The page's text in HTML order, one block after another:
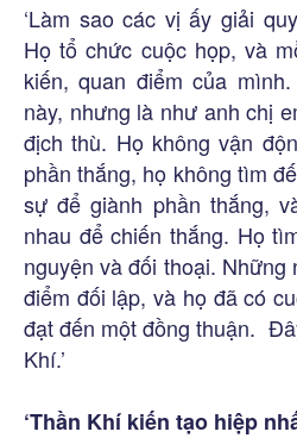
‘Làm sao các vị ấy giải
Họ tổ chức cuộc họp, và
kiến, quan điểm của
này, nhưng là như anh chị
địch thù. Họ không vận
phần thắng, họ không tìm
sự để giành phần thắng,
nhau để chiến thắng. Họ
nguyện và đối thoại. Những
điểm đối lập, và họ đã có
đạt đến một đồng thuận.
Khí.’
‘Thần Khí kiến tạo hiệp